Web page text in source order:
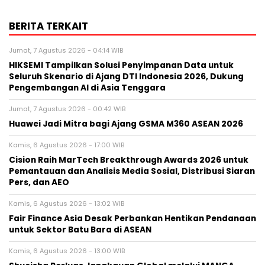
BERITA TERKAIT
Jumat, 7 Agustus 2026 - 04:14 WIB
HIKSEMI Tampilkan Solusi Penyimpanan Data untuk
Seluruh Skenario di Ajang DTI Indonesia 2026, Dukung
Pengembangan AI di Asia Tenggara
Jumat, 7 Agustus 2026 - 00:42 WIB
Huawei Jadi Mitra bagi Ajang GSMA M360 ASEAN 2026
Kamis, 6 Agustus 2026 - 17:00 WIB
Cision Raih MarTech Breakthrough Awards 2026 untuk
Pemantauan dan Analisis Media Sosial, Distribusi Siaran
Pers, dan AEO
Kamis, 6 Agustus 2026 - 13:02 WIB
Fair Finance Asia Desak Perbankan Hentikan Pendanaan
untuk Sektor Batu Bara di ASEAN
Kamis, 6 Agustus 2026 - 13:00 WIB